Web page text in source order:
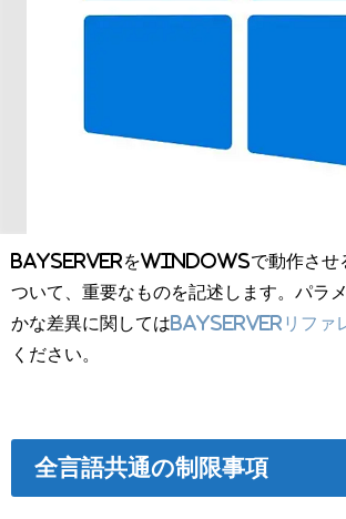
BayServerをWindowsで動作させる
ついて、重要なものを記述します。パラ
かな差異に関してはBayServerリファ
ください。
全言語共通の制限事項